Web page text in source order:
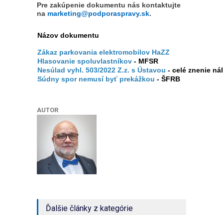
Pre zakúpenie dokumentu nás kontaktujte
na marketing@podporaspravy.sk.
Názov dokumentu
Zákaz parkovania elektromobilov HaZZ
Hlasovanie spoluvlastníkov - MFSR
Nesúlad vyhl. 503/2022 Z.z. s Ústavou - celé znenie
Súdny spor nemusí byť prekážkou - ŠFRB
AUTOR
Ďalšie články z kategórie